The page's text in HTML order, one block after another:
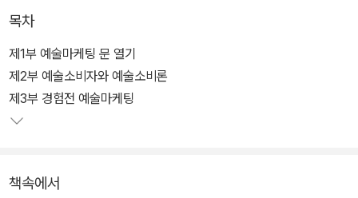
나 작품을 선정하는 데 영향을 미치고, 예술소비를 촉진하는 활동이
이루어진다. 네이밍, 시그널링, 큐레이션의 세 개념을 논의한다.
가장 마케팅 효과가 큰 ‘경험중periexperience’ 단계에서는, 공통으
로 쓰일 수 있는 예술마케팅인 정동화와 전시 예술 경험에 적합한 응
경험의 마무리이자 또 다른 경험의 시작인 ‘경험후post-experienc
목차
제1부 예술마케팅 문 열기
제2부 예술소비자와 예술소비론
제3부 경험전 예술마케팅
책속에서